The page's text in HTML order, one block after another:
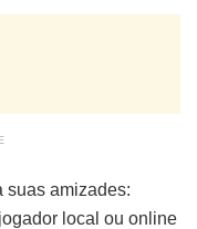
suas amizades:
local ou online